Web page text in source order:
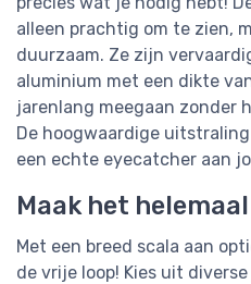
alleen prachtig om te zien,
duurzaam. Ze zijn
aluminium met een dikte
jarenlang meegaan zonder
De hoogwaardige
een echte eyecatcher aan
Maak het
Met een breed scala aan
de vrije loop! Kies uit